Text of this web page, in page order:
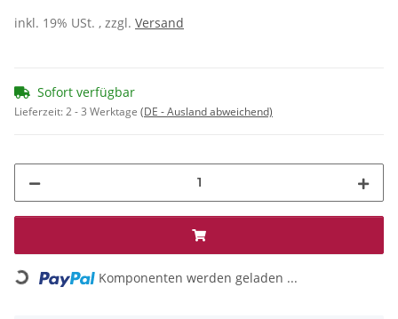
inkl. 19% USt. , zzgl. Versand
Sofort verfügbar
Lieferzeit:2 - 3 Werktage (DE - Ausland abweichend)
Loading... Komponenten werden geladen ...